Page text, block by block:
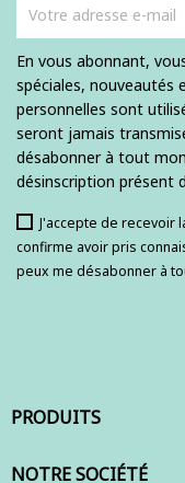
En vous abonnant,
spéciales, nouveautés
personnelles sont
seront jamais
désabonner à tout
désinscription présent
J'accepte de recevoir
confirme avoir pris
peux me désabonner à
PRODUITS
NOTRE SOCIÉTÉ